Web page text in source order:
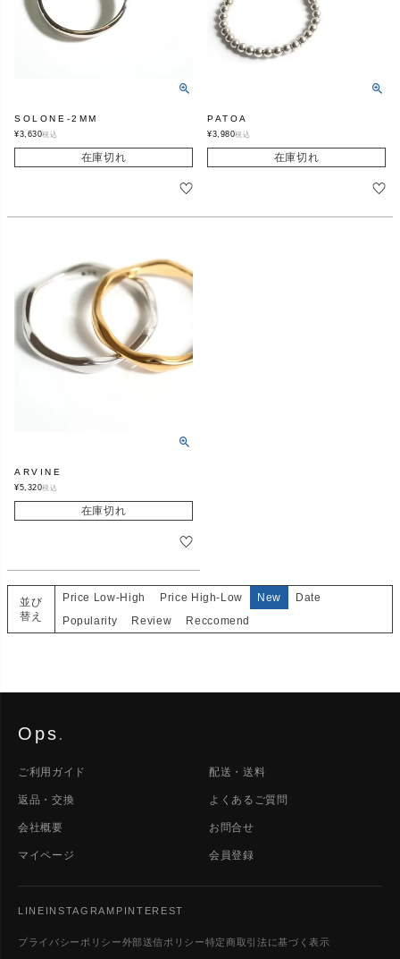
SOLONE-2MM
¥3,630税込
在庫切れ
PATOA
¥3,980税込
在庫切れ
ARVINE
¥5,320税込
在庫切れ
並び
替え
Price Low-High Price High-Low New
Date
Popularity
Review Reccomend
Ops.
ご利用ガイド 配送・送料
返品・交換 よくあるご質問
会社概要 お問合せ
マイページ 会員登録
LINE INSTAGRAM PINTEREST
プライバシーポリシー外部送信ポリシー特定商取引法に基づく表示